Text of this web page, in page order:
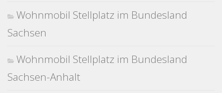
Wohnmobil Stellplatz im Bundesland
Sachsen
Wohnmobil Stellplatz im Bundesland
Sachsen-Anhalt